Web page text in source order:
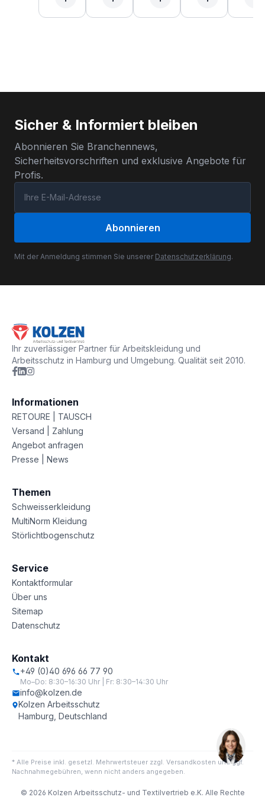
Sicher & Informiert bleiben
Abonnieren Sie Branchennews,
Sicherheitsvorschriften und exklusive Angebote für
Profis.
Abonnieren
Mit der Anmeldung stimmen Sie unserer Datenschutzerklärung.
Ihr zuverlässiger Partner für Arbeitskleidung und
Arbeitsschutz in Hamburg und Umgebung. Qualität seit 2010.
Informationen
RETOURE | TAUSCH
Versand | Zahlung
Angebot anfragen
Presse | News
Themen
Schweisserkleidung
MultiNorm Kleidung
Störlichtbogenschutz
Service
Kontaktformular
Über uns
Sitemap
Datenschutz
Kontakt
+49 (0)40 696 66 77 90
Mo–Do: 8:30–16:30 Uhr | Fr: 8:30–14:30 Uhr
info@kolzen.de
Kolzen Arbeitsschutz
Hamburg, Deutschland
* Alle Preise inkl. gesetzl. Mehrwertsteuer zzgl. Versandkosten und ggf.
Nachnahmegebühren, wenn nicht anders angegeben.
© 2026 Kolzen Arbeitsschutz- und Textilvertrieb e.K. Alle Rechte